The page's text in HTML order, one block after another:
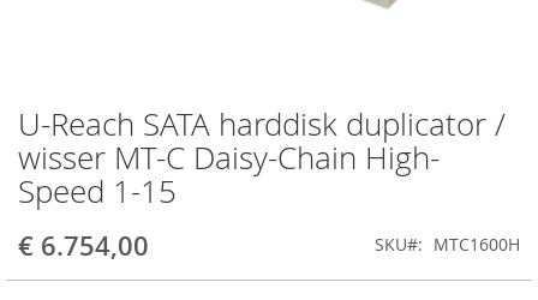
U-Reach SATA harddisk duplicator /
wisser MT-C Daisy-Chain High-
Speed 1-15
€ 6.754,00 SKU MTC1600H
Ga
naar
het
begin
van
de
afbeeldingen-
gallerij